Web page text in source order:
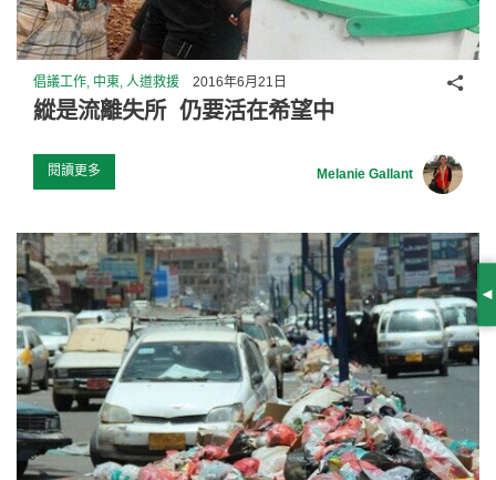
倡議工作, 中東, 人道救援 2016年6月21日
縱是流離失所 仍要活在希望中
閱讀更多 Melanie Gallant
分享